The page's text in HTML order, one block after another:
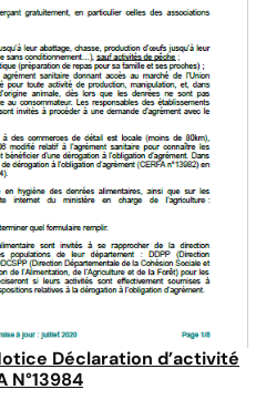
Déclaration d’activité
N°13984